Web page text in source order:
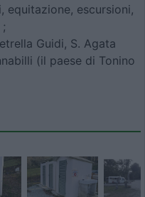
equitazione, escursioni,
Guidi, S. Agata
(il paese di Tonino